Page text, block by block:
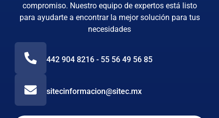
compromiso. Nuestro equipo de expertos está listo
para ayudarte a encontrar la mejor solución para tus
necesidades
442 904 8216 - 55 56 49 56 85
sitecinformacion@sitec.mx